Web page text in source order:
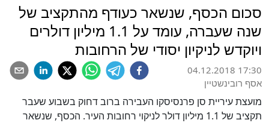
סכום הכסף, שנשאר כעודף מהתקציב של
שנה שעברה, עומד על 1.1 מיליון דולרים
ויוקדש לניקיון יסודי של הרחובות
04.12.2018 17:30
אסף רובינשטיין
מועצת עיריית סן פרנסיסקו העבירה ברוב דחוק בשבוע שעבר
תקציב של 1.1 מיליון דולר לניקוי רחובות העיר. הכסף, שנשאר